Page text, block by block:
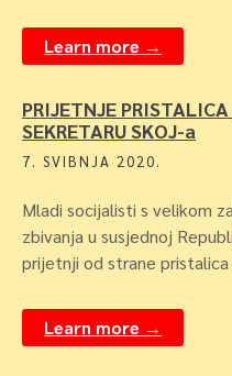
Learn more →
PRIJETNJE
SEKRETARU SKOJ-a
7. SVIBNJA 2020.
Mladi socijalisti s velikom
zbivanja u susjednoj
prijetnji od strane
Learn more →